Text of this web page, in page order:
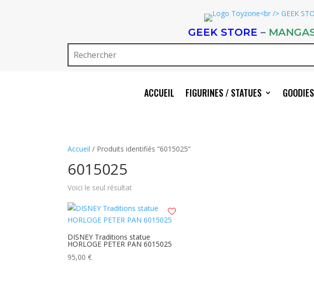
GEEK STORE –
ACCUEIL FIGURINES / STATUES GOODIES
Accueil / Produits identifiés “6015025”
6015025
Voici le seul résultat
DISNEY Traditions statue
HORLOGE PETER PAN 6015025
95,00€